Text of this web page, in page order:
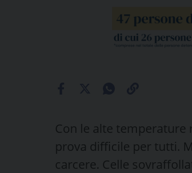
Con le alte
prova difficile per tutti.
carcere. Celle